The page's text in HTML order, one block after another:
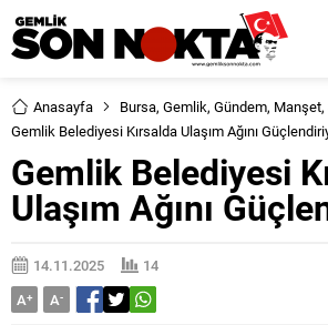
Anasayfa Bursa, Gemlik, Gündem, Manşet,
Gemlik Belediyesi Kırsalda Ulaşım Ağını
Gemlik Belediyesi
Ulaşım Ağını
14.11.2025
14
A+ A-